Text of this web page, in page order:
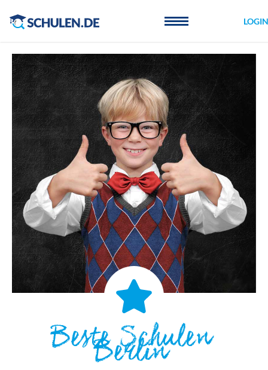
LOGIN
Beste Schulen
Berlin